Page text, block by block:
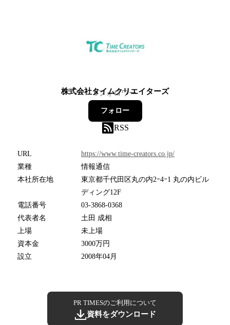
株式会社タイムクリエイターズ
0フォロワー
フォロー
RSS
URL
https://www.time-creators.co.jp/
業種
情報通信
本社所在地
東京都千代田区丸の内2ｰ4ｰ1 丸の内ビル
ディング12F
電話番号
03-3868-0368
代表者名
土田 成相
上場
未上場
資本金
3000万円
設立
2008年04月
PR TIMESのご利用について
資料をダウンロード